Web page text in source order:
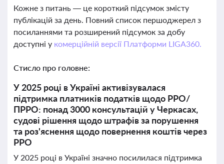
Кожне з питань — це короткий підсумок змісту
публікацій за день. Повний список першоджерел з
посиланнями та розширений підсумок за добу
доступні у комерційній версії Платформи LIGA360.
Стисло про головне:
У 2025 році в Україні активізувалася
підтримка платників податків щодо РРО/
ПРРО: понад 3000 консультацій у Черкасах,
судові рішення щодо штрафів за порушення
та роз'яснення щодо повернення коштів через
РРО
У 2025 році в Україні значно посилилася підтримка